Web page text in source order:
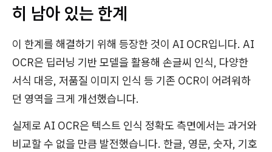
히 남아 있는 한계
이 한계를 해결하기 위해 등장한 것이 AI OCR입니다. AI
OCR은 딥러닝 기반 모델을 활용해 손글씨 인식, 다양한
서식 대응, 저품질 이미지 인식 등 기존 OCR이 어려워하
던 영역을 크게 개선했습니다.
실제로 AI OCR은 텍스트 인식 정확도 측면에서는 과거와
비교할 수 없을 만큼 발전했습니다. 한글, 영문, 숫자, 기호